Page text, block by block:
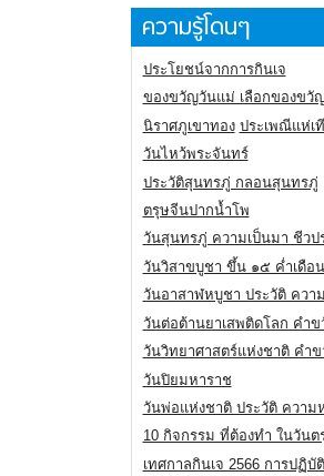
ความรู้โดนๆ
ประโยชน์จากการกินเจ
ของขวัญวันแม่ เลือกของขวั
นิราศภูเขาทอง ประเพณีแห่เ
วันไหว้พระจันทร์
ประวัติสุนทรภู่ กลอนสุนทรภู่
ตรุษจีนปากน้ำโพ
วันสุนทรภู่ ความเป็นมา ชีวป
วันวิสาขบูชา ขึ้น ๑๕ ค่ำเดือ
วันอาสาฬหบูชา ประวัติ ควา
วันต่อต้านยาเสพติดโลก คำข
วันวิทยาศาสตร์แห่งชาติ คำข
วันปิยมหาราช
วันพ่อแห่งชาติ ประวัติ ความ
10 กิจกรรม ที่ต้องทำ ในวัน
เทศกาลกินเจ 2566 การปฏิบั